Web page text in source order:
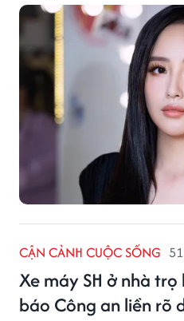
CẬN CẢNH CUỘC SỐNG
Xe máy SH ở nhà
báo Công an liền rõ